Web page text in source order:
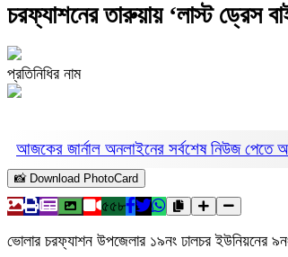
চরফ্যাশনের তারুয়ায় ‘লাস্ট ড্রেস
প্রতিনিধির নাম
আজকের জার্নাল অনলাইনের সর্বশেষ নিউজ
📸 Download PhotoCard
৫৫৮
ভোলার চরফ্যাশন উপজেলার ১৯নং ঢালচর ইউনিয়নের